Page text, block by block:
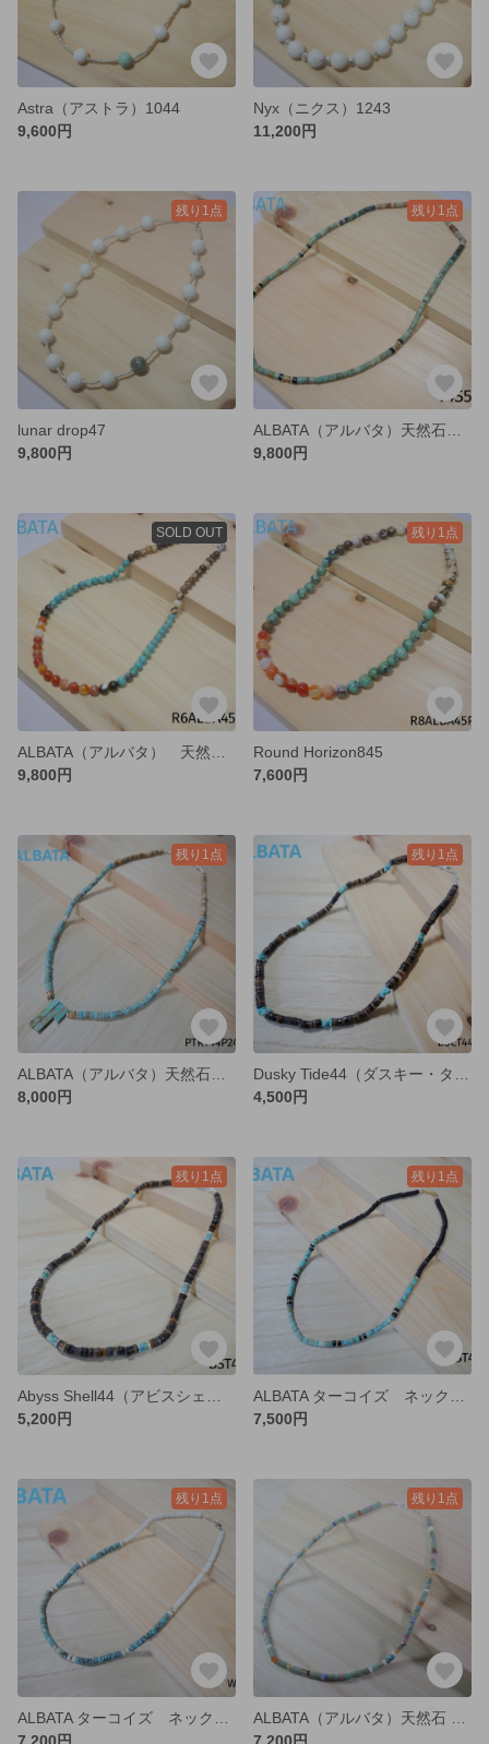
Astra（アストラ）1044
9,600円
Nyx（ニクス）1243
11,200円
残り1点
lunar drop47
9,800円
残り1点
9,800円
SOLD OUT
9,800円
残り1点
Round Horizon845
7,600円
残り1点
8,000円
残り1点
4,500円
残り1点
5,200円
残り1点
7,500円
残り1点
7,200円
残り1点
7,200円